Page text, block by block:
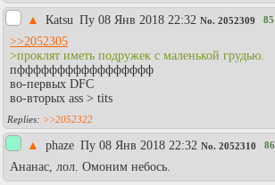
▲ Каtsu Пy 08 Янв 2018 22:32 No. 2052309 85
>>2052305
>проклят иметь подружек с маленькой грудью.
пффффффффффффффффф
во-первых DFC
во-вторых ass > tits
>>2052322
▲ phaze Пy 08 Янв 2018 22:32 No. 2052310 86
Ананас, лол. Омоним небось.